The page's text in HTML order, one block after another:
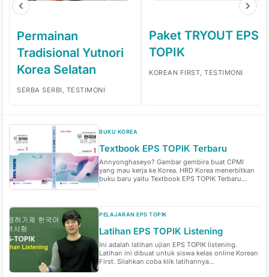
Permainan
Tradisional Yutnori
Korea Selatan
SERBA SERBI, TESTIMONI
Paket TRYOUT EPS
TOPIK
KOREAN FIRST, TESTIMONI
BUKU KOREA
Textbook EPS TOPIK Terbaru
Annyonghaseyo? Gambar gembira buat CPMI
yang mau kerja ke Korea. HRD Korea menerbitkan
buku baru yaitu Textbook EPS TOPIK Terbaru...
PELAJARAN EPS TOPIK
Latihan EPS TOPIK Listening
Ini adalah latihan ujian EPS TOPIK listening.
Latihan ini dibuat untuk siswa kelas online Korean
First. Silahkan coba klik latihannya...